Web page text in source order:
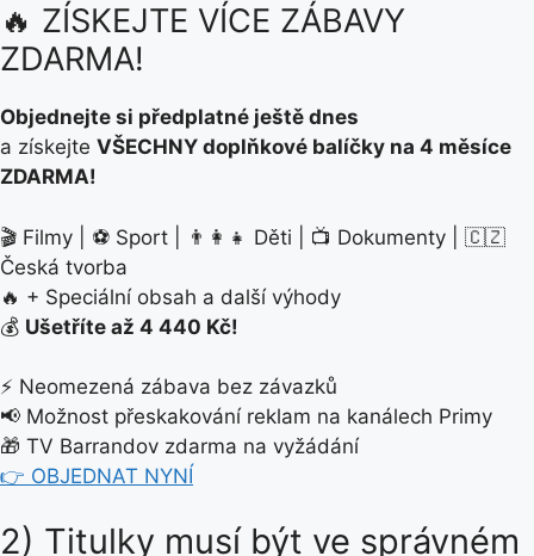
🔥 ZÍSKEJTE VÍCE ZÁBAVY
ZDARMA!
Objednejte si předplatné ještě dnes
a získejte VŠECHNY doplňkové balíčky na 4 měsíce
ZDARMA!
🎬 Filmy | ⚽ Sport | 👨‍👩‍👧 Děti | 📺 Dokumenty | 🇨🇿
Česká tvorba
🔥 + Speciální obsah a další výhody
💰 Ušetříte až 4 440 Kč!
⚡ Neomezená zábava bez závazků
📢 Možnost přeskakování reklam na kanálech Primy
🎁 TV Barrandov zdarma na vyžádání
👉 OBJEDNAT NYNÍ
2) Titulky musí být ve správném